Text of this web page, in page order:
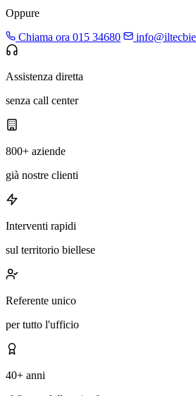
Oppure
Chiama ora 015 34680
Assistenza diretta
senza call center
800+ aziende
già nostre clienti
Interventi rapidi
sul territorio biellese
Referente unico
per tutto l'ufficio
40+ anni